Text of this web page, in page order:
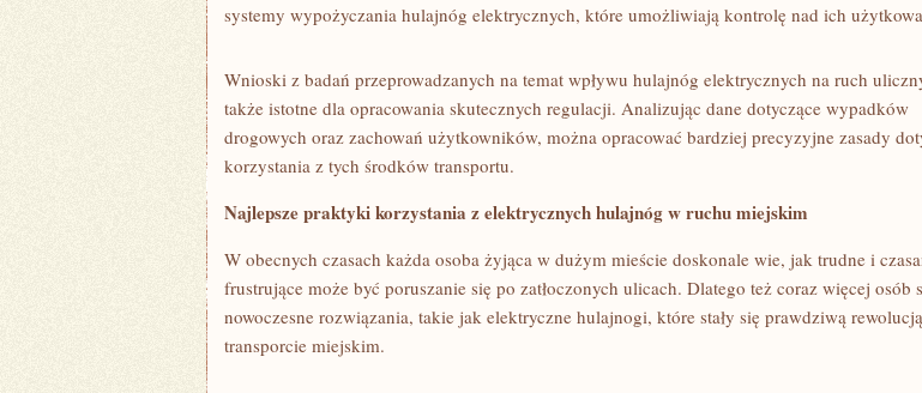
‍systemy wypożyczania hulajnóg elektrycznych, które umożliwiają ⁢kontrolę nad ich
Wnioski z badań​ przeprowadzanych⁤ na temat wpływu hulajnóg elektrycznych na​ ruch
także‌ istotne dla opracowania skutecznych regulacji.‌ Analizując⁣ dane dotyczące wypadków
drogowych oraz zachowań użytkowników, można opracować bardziej precyzyjne⁢ zasady
korzystania z tych środków transportu.
Najlepsze praktyki korzystania⁣ z elektrycznych ‌hulajnóg w ruchu ‍miejskim
W ⁢obecnych​ czasach ‌każda osoba‍ żyjąca w⁢ dużym mieście doskonale wie,‌ jak trudne i
frustrujące ⁢może być poruszanie się po zatłoczonych ulicach. Dlatego też coraz więcej osób
nowoczesne ​rozwiązania, takie ⁢jak elektryczne ‌hulajnogi,‍ które stały się ⁢prawdziwą‍
transporcie miejskim.